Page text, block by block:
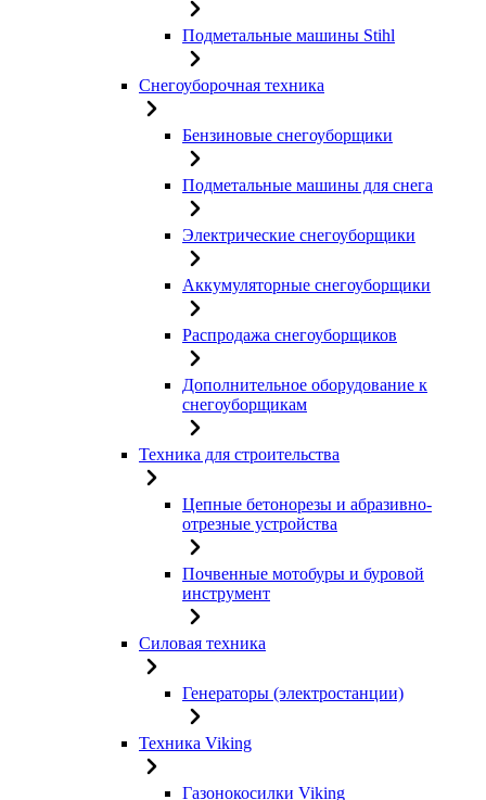
Подметальные машины Stihl
Снегоуборочная техника
Бензиновые снегоуборщики
Подметальные машины для снега
Электрические снегоуборщики
Аккумуляторные снегоуборщики
Распродажа снегоуборщиков
Дополнительное оборудование к
снегоуборщикам
Техника для строительства
Цепные бетонорезы и абразивно-
отрезные устройства
Почвенные мотобуры и буровой
инструмент
Силовая техника
Генераторы (электростанции)
Техника Viking
Газонокосилки Viking